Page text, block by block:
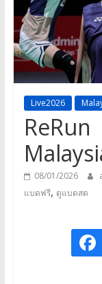
game,
It’s
my
life
Live2026
08/01/2026
แบดฟรี, ดูแบดสด